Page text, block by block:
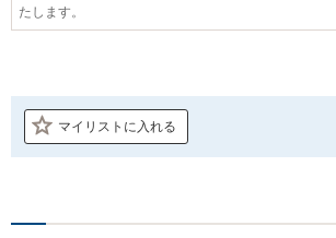
たします。
マイリストに入れる